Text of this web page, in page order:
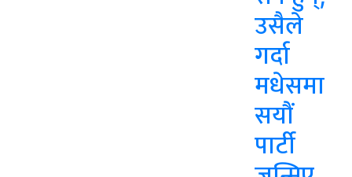
उसैले
गर्दा
मधेसमा
सयौं
पार्टी